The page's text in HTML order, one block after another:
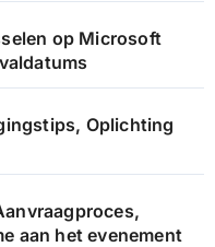
op Microsoft
Oplichting
aan het evenement